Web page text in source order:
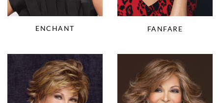
ENCHANT FANFARE